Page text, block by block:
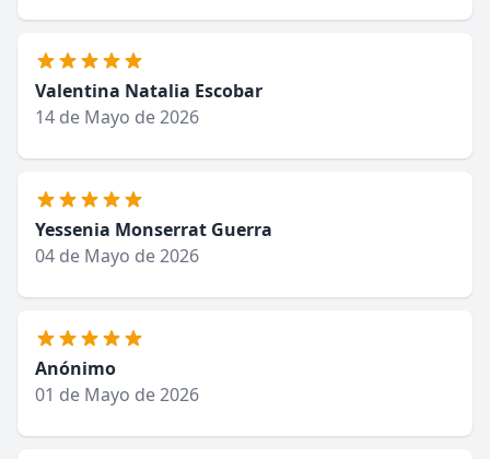
Valentina Natalia Escobar
14 de Mayo de 2026
Yessenia Monserrat Guerra
04 de Mayo de 2026
Anónimo
01 de Mayo de 2026